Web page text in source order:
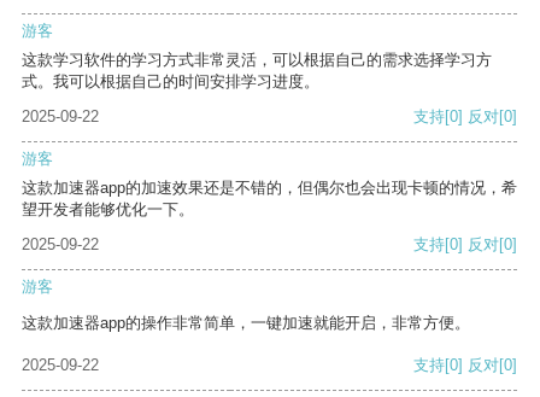
游客
这款学习软件的学习方式非常灵活，可以根据自己的需求选择学习方
式。我可以根据自己的时间安排学习进度。
2025-09-22
支持[0] 反对[0]
游客
这款加速器app的加速效果还是不错的，但偶尔也会出现卡顿的情况，希
望开发者能够优化一下。
2025-09-22
支持[0] 反对[0]
游客
这款加速器app的操作非常简单，一键加速就能开启，非常方便。
2025-09-22 支持[0] 反对[0]